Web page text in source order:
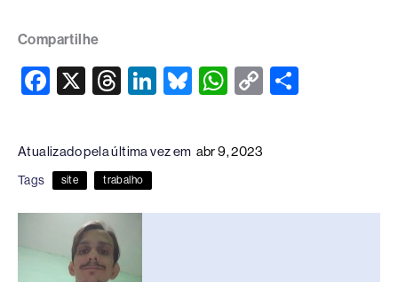
Compartilhe
F
c
e
b
o
o
X
T
e
a
d
s
Li
e
n
Bl
e
sk
W
at
s
p
C
n
Atualizado pela última vez em abr 9, 2023
Tags site trabalho